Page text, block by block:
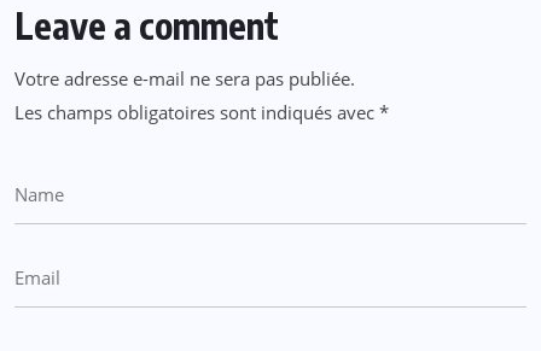
Leave a comment
Votre adresse e-mail ne sera pas publiée.
Les champs obligatoires sont indiqués avec *